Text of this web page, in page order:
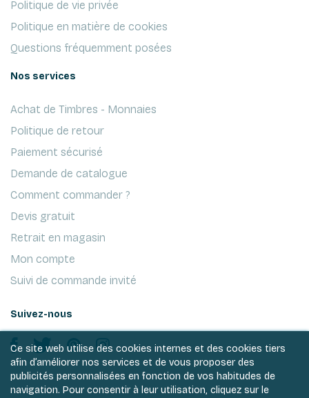
Politique de vie privée
Politique en matière de cookies
Questions fréquemment posées
Nos services
Achat de Timbres - Monnaies
Politique de retour
Paiement sécurisé
Demande de catalogue
Comment commander ?
Devis gratuit
Retrait en magasin
Mon compte
Suivi de commande invité
Suivez-nous
Ce site web utilise des cookies internes et des cookies tiers
afin d’améliorer nos services et de vous proposer des
publicités personnalisées en fonction de vos habitudes de
navigation. Pour consentir à leur utilisation, cliquez sur le